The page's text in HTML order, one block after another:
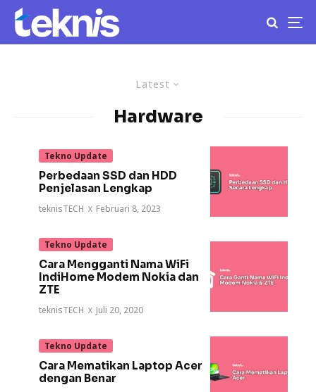
Latest
Hardware
Tekno Update
Perbedaan SSD dan HDD
Penjelasan Lengkap
teknisTECH · Februari 8, 2023
Tekno Update
Cara Mengganti Nama WiFi
IndiHome Modem Nokia dan
ZTE
teknisTECH · Juli 20, 2020
Tekno Update
Cara Mematikan Laptop Acer
dengan Benar